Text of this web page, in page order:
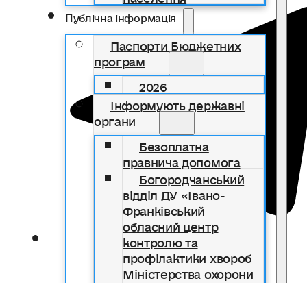
Публічна інформація
Паспорти Бюджетних
програм
2026
Інформують державні
органи
Безоплатна
правнича допомога
Богородчанський
відділ ДУ «Івано-
Франківський
обласний центр
контролю та
профілактики хвороб
Міністерства охорони